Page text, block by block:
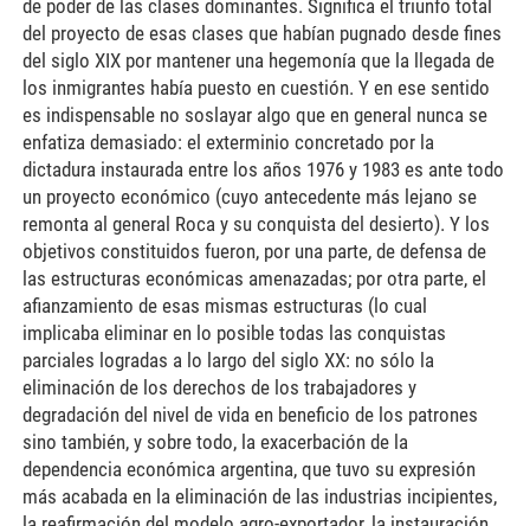
de poder de las clases dominantes. Significa el triunfo total
del proyecto de esas clases que habían pugnado desde fines
del siglo XIX por mantener una hegemonía que la llegada de
los inmigrantes había puesto en cuestión. Y en ese sentido
es indispensable no soslayar algo que en general nunca se
enfatiza demasiado: el exterminio concretado por la
dictadura instaurada entre los años 1976 y 1983 es ante todo
un proyecto económico (cuyo antecedente más lejano se
remonta al general Roca y su conquista del desierto). Y los
objetivos constituidos fueron, por una parte, de defensa de
las estructuras económicas amenazadas; por otra parte, el
afianzamiento de esas mismas estructuras (lo cual
implicaba eliminar en lo posible todas las conquistas
parciales logradas a lo largo del siglo XX: no sólo la
eliminación de los derechos de los trabajadores y
degradación del nivel de vida en beneficio de los patrones
sino también, y sobre todo, la exacerbación de la
dependencia económica argentina, que tuvo su expresión
más acabada en la eliminación de las industrias incipientes,